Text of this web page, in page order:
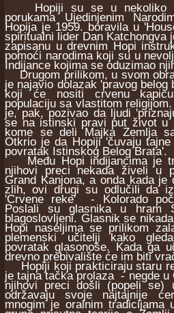
Hopiji su se u nekoliko
porukama Ujedinjenim
Hopija je 1959. boravila u
spiritualni lider Dan Katchongva
zapisanu u drevnim Hopi
pomoći narodima koji su u
Indijance kojima se oduzimao
Drugom prilikom, u svom
je najavio dolazak 'pravog belog
koji će nositi crvenu
populaciju sa vlastitom
je, pak, pozivao da ljudi
se na istinski pravi put život u
kome se deli Majka Zemlja
Otkrio je da Hopiji 'čuvaju
povratak Istinskog Belog Brata'.
Među Hopi indijancima je
njihovi preci nekada živeli u
Grand Kanjona, a onda kada je
zlih, ovi drugi su odlučili da
'Crvene reke' - Kolorado
Poslali su glasnika u hram
blagoslovljeni. Glasnik se
Hopi naseljima se prilikom
plemenski učitelji kako
povratak glasonoše. Kada ga
drevno prebivalište će im biti
Hopiji koji prakticiraju staru
je tajna tačka prolaza - negde u
njihovi preci došli (popeli se)
održavaju svoje najtajnije
mnogim je oralnim tradicijama